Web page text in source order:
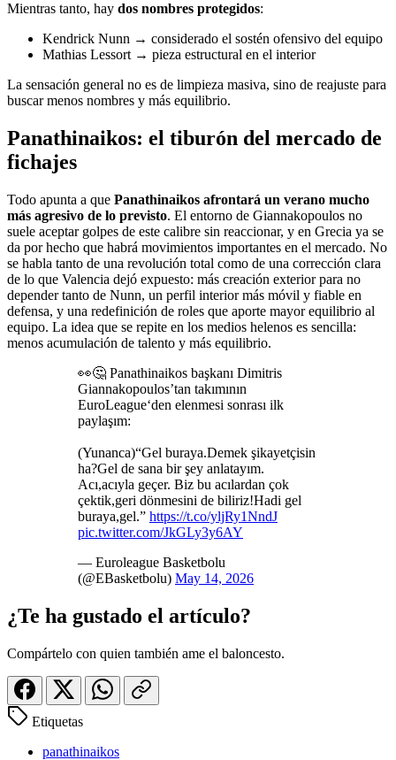
Mientras tanto, hay dos nombres protegidos:
Kendrick Nunn → considerado el sostén ofensivo del equipo
Mathias Lessort → pieza estructural en el interior
La sensación general no es de limpieza masiva, sino de reajuste para
buscar menos nombres y más equilibrio.
Panathinaikos: el tiburón del mercado de
fichajes
Todo apunta a que Panathinaikos afrontará un verano mucho
más agresivo de lo previsto. El entorno de Giannakopoulos no
suele aceptar golpes de este calibre sin reaccionar, y en Grecia ya se
da por hecho que habrá movimientos importantes en el mercado. No
se habla tanto de una revolución total como de una corrección clara
de lo que Valencia dejó expuesto: más creación exterior para no
depender tanto de Nunn, un perfil interior más móvil y fiable en
defensa, y una redefinición de roles que aporte mayor equilibrio al
equipo. La idea que se repite en los medios helenos es sencilla:
menos acumulación de talento y más equilibrio.
👀🤔 Panathinaikos başkanı Dimitris
Giannakopoulos’tan takımının
EuroLeague‘den elenmesi sonrası ilk
paylaşım:
(Yunanca)“Gel buraya.Demek şikayetçisin
ha?Gel de sana bir şey anlatayım.
Acı,acıyla geçer. Biz bu acılardan çok
çektik,geri dönmesini de biliriz!Hadi gel
buraya,gel.” https://t.co/yljRy1NndJ
pic.twitter.com/JkGLy3y6AY
— Euroleague Basketbolu
(@EBasketbolu) May 14, 2026
¿Te ha gustado el artículo?
Compártelo con quien también ame el baloncesto.
Etiquetas
panathinaikos